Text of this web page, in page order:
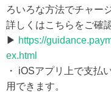
ろいろな方法でチャー
詳しくはこちらをご確
▶ https://
ex.html
・ iOSアプリ上で支払
用できます。